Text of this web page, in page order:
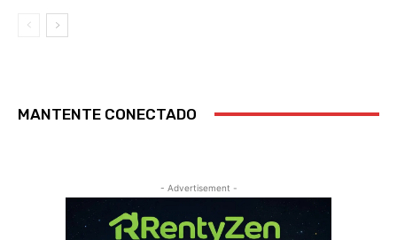
MANTENTE CONECTADO
- Advertisement -